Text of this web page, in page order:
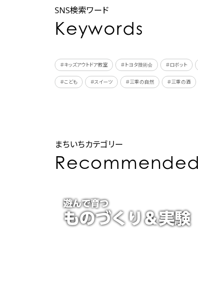
SNS検索ワード
Keywords
＃キッズアウトドア教室 ＃トヨタ技術会 ＃ロボット
＃こども ＃スイーツ ＃三重の自然 ＃三重の酒
まちいちカテゴリー